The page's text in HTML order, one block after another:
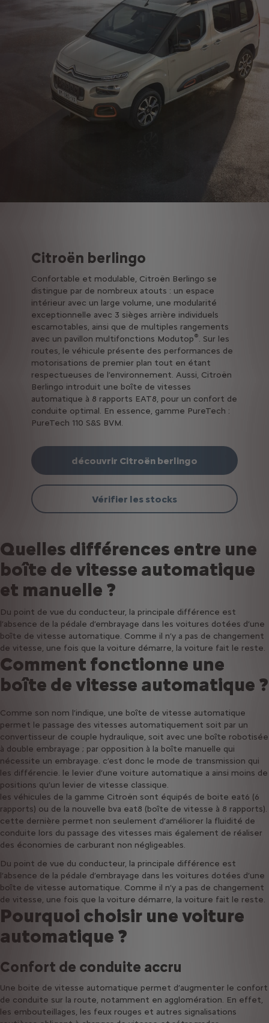
Citroën berlingo
Confortable et modulable, Citroën Berlingo se
distingue par de nombreux atouts : un espace
intérieur avec un large volume, une modularité
exceptionnelle avec 3 sièges arrière individuels
escamotables, ainsi que de multiples rangements
avec un pavillon multifonctions Modutop®. Sur les
routes, le véhicule présente des performances de
motorisations de premier plan tout en étant
respectueuses de l’environnement. Aussi, Citroën
Berlingo introduit une boîte de vitesses
automatique à 8 rapports EAT8, pour un confort de
conduite optimal. En essence, gamme PureTech :
PureTech 110 S&S BVM.
découvrir Citroën berlingo
Vérifier les stocks
Quelles différences entre une
boîte de vitesse automatique
et manuelle ?
Du point de vue du conducteur, la principale différence est
l’absence de la pédale d’embrayage dans les voitures dotées d’une
boîte de vitesse automatique. Comme il n’y a pas de changement
de vitesse, une fois que la voiture démarre, la voiture fait le reste.
Comment fonctionne une
boîte de vitesse automatique ?
Comme son nom l’indique, une boîte de vitesse automatique
permet le passage des vitesses automatiquement soit par un
convertisseur de couple hydraulique, soit avec une boîte robotisée
à double embrayage ; par opposition à la boîte manuelle qui
nécessite un embrayage. c’est donc le mode de transmission qui
les différencie. le levier d’une voiture automatique a ainsi moins de
positions qu’un levier de vitesse classique.
les véhicules de la gamme Citroën sont équipés de boite eat6 (6
rapports) ou de la nouvelle bva eat8 (boîte de vitesse à 8 rapports).
cette dernière permet non seulement d’améliorer la fluidité de
conduite lors du passage des vitesses mais également de réaliser
des économies de carburant non négligeables.
Du point de vue du conducteur, la principale différence est
l’absence de la pédale d’embrayage dans les voitures dotées d’une
boîte de vitesse automatique. Comme il n’y a pas de changement
de vitesse, une fois que la voiture démarre, la voiture fait le reste.
Pourquoi choisir une voiture
automatique ?
Confort de conduite accru
Une boite de vitesse automatique permet d’augmenter le confort
de conduite sur la route, notamment en agglomération. En effet,
les embouteillages, les feux rouges et autres signalisations